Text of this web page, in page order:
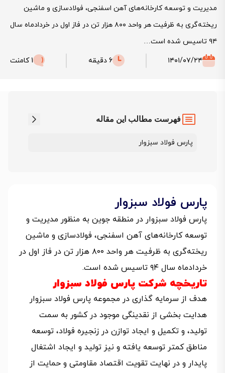
مدیریت و توسعه کارخانه‌های آهن اسفنجی، فولادسازی و ماشین
ریخته‌گری به ظرفیت هر واحد ۸۰۰ هزار تن در فاز اول در خردادماه سال
۹۴ تاسیس شده است…
۱۴۰۱/۰۷/۲۴
6 دقیقه 1 کامنت
فهرست مطالب این مقاله
پارس فولاد سبزوار
پارس فولاد سبزوار
پارس فولاد سبزوار در منطقه جوین به منظور مدیریت و
توسعه کارخانه‌های آهن اسفنجی، فولادسازی و ماشین
ریخته‌گری به ظرفیت هر واحد ۸۰۰ هزار تن در فاز اول در
خردادماه سال ۹۴ تاسیس شده است.
تاریخچه شرکت پارس فولاد سبزوار
هدف از سرمایه گذاری در مجموعه پارس فولاد سبزوار
هدایت بخشی از نقدینگی موجود در کشور به سمت
تولید، و تکمیل و ایجاد توازن در زنجیره فولاد، توسعه
مناطق کمتر توسعه یافته و نیز تولید و ایجاد اشتغال
پایدار و در نهایت تقویت اقتصاد مقاومتی و حمایت از